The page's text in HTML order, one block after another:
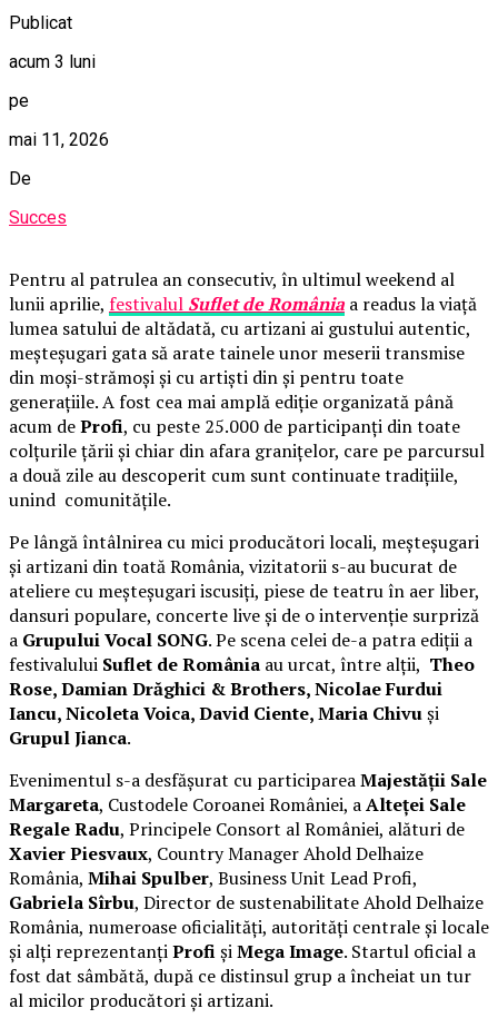
Publicat
acum 3 luni
pe
mai 11, 2026
De
Succes
Pentru al patrulea an consecutiv, în ultimul weekend al
lunii aprilie, festivalul Suflet de România a readus la viață
lumea satului de altădată, cu artizani ai gustului autentic,
meșteșugari gata să arate tainele unor meserii transmise
din moși-strămoși și cu artiști din și pentru toate
generațiile. A fost cea mai amplă ediție organizată până
acum deProfi, cu peste 25.000 de participanți din toate
colțurile țării și chiar din afara granițelor, care pe parcursul
a două zile au descoperit cum sunt continuate tradițiile,
unind comunitățile.
Pe lângă întâlnirea cu mici producători locali, meșteșugari
și artizani din toată România, vizitatorii s-au bucurat de
ateliere cu meșteșugari iscusiți, piese de teatru în aer liber,
dansuri populare, concerte live și de o intervenție surpriză
a Grupului Vocal SONG. Pe scena celei de-a patra ediții a
festivalului Suflet de România au urcat, între alții, Theo
Rose, Damian Drăghici & Brothers, Nicolae Furdui
Iancu, Nicoleta Voica, David Ciente, Maria Chivuși
Grupul Jianca.
Evenimentul s-a desfășurat cu participareaMajestății Sale
Margareta, Custodele Coroanei României, aAlteței Sale
Regale Radu, Principele Consort al României, alături de
Xavier Piesvaux, Country Manager Ahold Delhaize
România, Mihai Spulber, Business Unit Lead Profi,
Gabriela Sîrbu, Director de sustenabilitate Ahold Delhaize
România, numeroase oficialități, autorități centrale și locale
și alți reprezentanțiProfișiMega Image. Startul oficial a
fost dat sâmbătă, după ce distinsul grup a încheiat un tur
al micilor producători și artizani.